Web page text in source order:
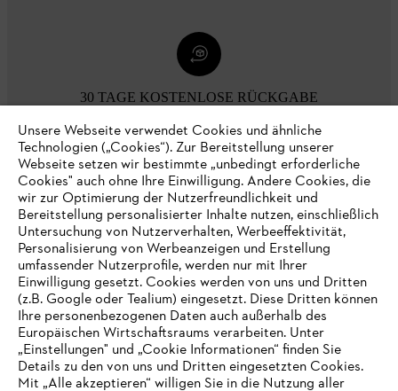
30 TAGE KOSTENLOSE RÜCKGABE
Zahlungsmöglichkeiten
Unternehmen
Unsere Webseite verwendet Cookies und ähnliche
Technologien („Cookies“). Zur Bereitstellung unserer
Webseite setzen wir bestimmte „unbedingt erforderliche
Cookies" auch ohne Ihre Einwilligung. Andere Cookies, die
wir zur Optimierung der Nutzerfreundlichkeit und
Bereitstellung personalisierter Inhalte nutzen, einschließlich
Untersuchung von Nutzerverhalten, Werbeeffektivität,
Personalisierung von Werbeanzeigen und Erstellung
umfassender Nutzerprofile, werden nur mit Ihrer
Einwilligung gesetzt. Cookies werden von uns und Dritten
(z.B. Google oder Tealium) eingesetzt. Diese Dritten können
Ihre personenbezogenen Daten auch außerhalb des
Europäischen Wirtschaftsraums verarbeiten. Unter
„Einstellungen" und „Cookie Informationen“ finden Sie
Details zu den von uns und Dritten eingesetzten Cookies.
Mit „Alle akzeptieren“ willigen Sie in die Nutzung aller